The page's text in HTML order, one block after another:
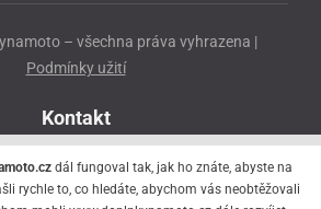
– všechna práva vyhrazena |
Podmínky užití
Kontakt
Přeloučská 86
Pardubice - Staré Čivice
dál fungoval tak, jak ho znáte, abyste na
rychle to, co hledáte, abychom vás neobtěžovali